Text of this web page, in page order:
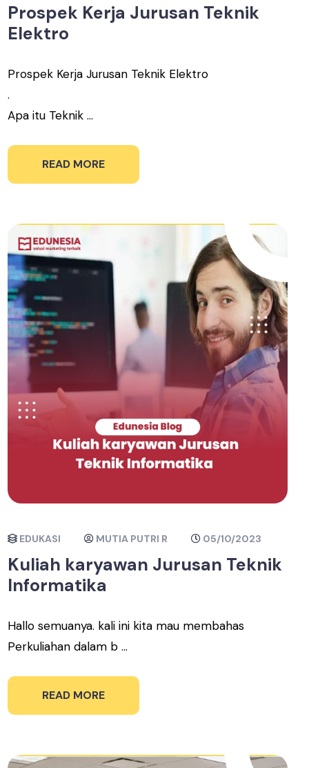
Prospek Kerja Jurusan Teknik
Elektro
Prospek Kerja Jurusan Teknik Elektro
.
Apa itu Teknik ...
READ MORE
EDUKASI MUTIA PUTRI R 05/10/2023
Kuliah karyawan Jurusan Teknik
Informatika
Hallo semuanya. kali ini kita mau membahas
Perkuliahan dalam b ...
READ MORE